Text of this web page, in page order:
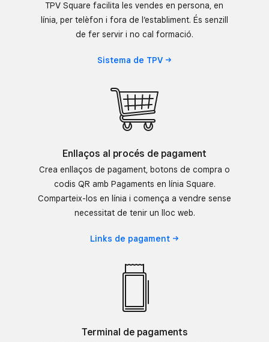
TPV Square facilita les vendes en persona, en
línia, per telèfon i fora de l’establiment. És senzill
de fer servir i no cal formació.
Sistema de TPV
Enllaços al procés de pagament
Crea enllaços de pagament, botons de compra o
codis QR amb Pagaments en línia Square.
Comparteix-los en línia i comença a vendre sense
necessitat de tenir un lloc web.
Links de pagament
Terminal de pagaments